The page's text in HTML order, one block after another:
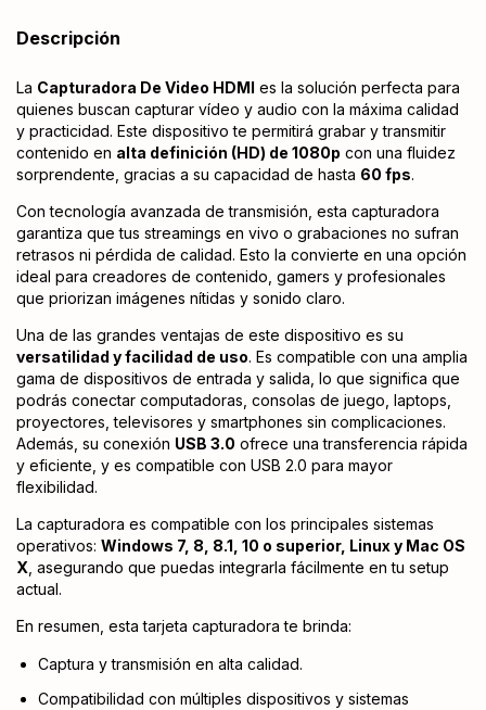
Descripción
La Capturadora De Video HDMI es la solución perfecta para
quienes buscan capturar vídeo y audio con la máxima calidad
y practicidad. Este dispositivo te permitirá grabar y transmitir
contenido en alta definición (HD) de 1080p con una fluidez
sorprendente, gracias a su capacidad de hasta 60 fps.
Con tecnología avanzada de transmisión, esta capturadora
garantiza que tus streamings en vivo o grabaciones no sufran
retrasos ni pérdida de calidad. Esto la convierte en una opción
ideal para creadores de contenido, gamers y profesionales
que priorizan imágenes nítidas y sonido claro.
Una de las grandes ventajas de este dispositivo es su
versatilidad y facilidad de uso. Es compatible con una amplia
gama de dispositivos de entrada y salida, lo que significa que
podrás conectar computadoras, consolas de juego, laptops,
proyectores, televisores y smartphones sin complicaciones.
Además, su conexión USB 3.0 ofrece una transferencia rápida
y eficiente, y es compatible con USB 2.0 para mayor
flexibilidad.
La capturadora es compatible con los principales sistemas
operativos: Windows 7, 8, 8.1, 10 o superior, Linux y Mac OS
X , asegurando que puedas integrarla fácilmente en tu setup
actual.
En resumen, esta tarjeta capturadora te brinda:
Captura y transmisión en alta calidad.
Compatibilidad con múltiples dispositivos y sistemas